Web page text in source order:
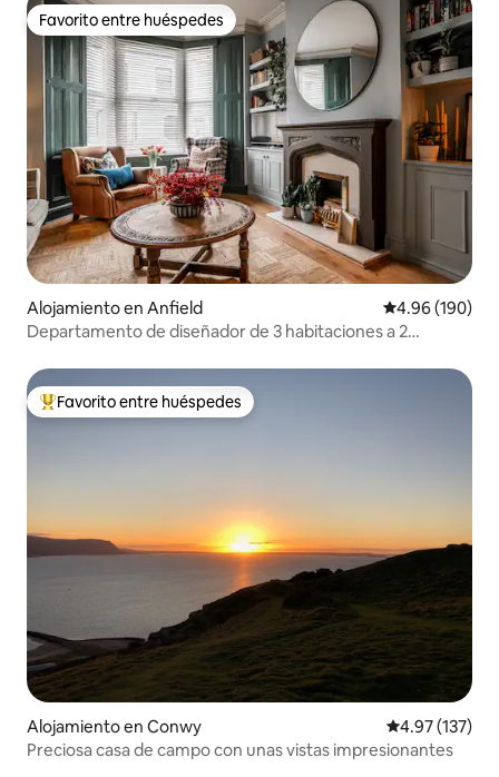
Favorito entre huéspedes
Favorito entre huéspedes
Alojamiento en Anfield Calificación
4.96 (190)
Departamento de diseñador de 3 habitaciones a 2
Favorito entre huéspedes preferido
Favorito entre huéspedes
Alojamiento en Conwy Calificación
4.97 (137)
Preciosa casa de campo con unas vistas impresionantes